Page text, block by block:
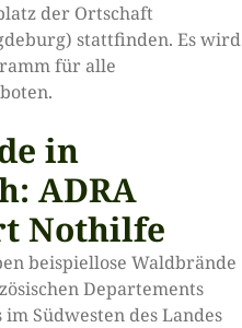
der Ortschaft
stattfinden. Es wird
für alle
in
ADRA
Nothilfe
beispiellose Waldbrände
Departements
Südwesten des Landes